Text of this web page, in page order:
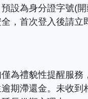
設為身分證字號(開
，首次登入後請立
為禮貌性提醒服務
期滯還金。未收到